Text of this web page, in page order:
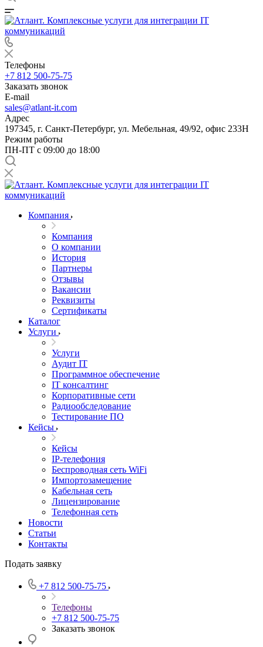
Телефоны
+7 812 500-75-75
Заказать звонок
E-mail
sales@atlant-it.com
Адрес
197345, г. Санкт-Петербург, ул. Мебельная, 49/92, офис 233Н
Режим работы
ПН-ПТ с 09:00 до 18:00
Компания
Компания
О компании
История
Партнеры
Отзывы
Вакансии
Реквизиты
Сертификаты
Каталог
Услуги
Услуги
Аудит IT
Программное обеспечение
IT консалтинг
Корпоративные сети
Радиообследование
Тестирование ПО
Кейсы
Кейсы
IP-телефония
Беспроводная сеть WiFi
Импортозамещение
Кабельная сеть
Лицензирование
Телефонная сеть
Новости
Статьи
Контакты
Подать заявку
+7 812 500-75-75
Телефоны
+7 812 500-75-75
Заказать звонок